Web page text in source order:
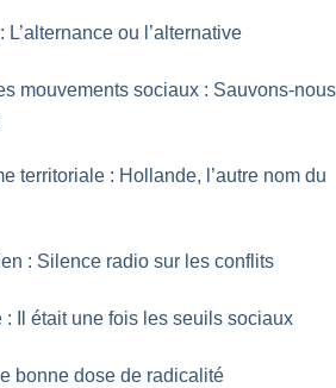
ou l’alternative
mouvements sociaux : Sauvons-nous
territoriale : Hollande, l’autre nom du
: Silence radio sur les conflits
: Il était une fois les seuils sociaux
bonne dose de radicalité